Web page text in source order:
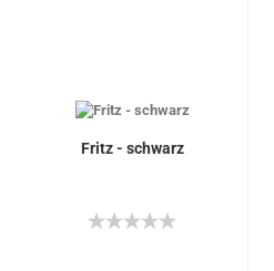
Fritz - schwarz